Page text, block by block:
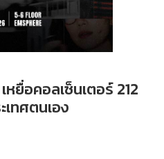
ยื่อคอลเซ็นเตอร์ 212
ทศตนเอง